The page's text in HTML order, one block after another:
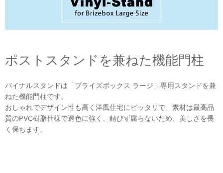
ポストスタンドを兼ねた機能門柱
バイナルスタンドは「ブライズボックス ラージ」専用スタンドを兼
ねた機能門柱です。
おしゃれでデザイン性も高く洋風住宅にピッタリで、素材は最高品
質のPVC樹脂仕様で退色に強く、錆びず腐らないため、美しさを長
く保ちます。